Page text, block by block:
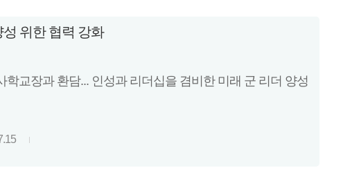
위한 협력 강화
교장과 환담... 인성과 리더십을 겸비한 미래 군 리더 양성